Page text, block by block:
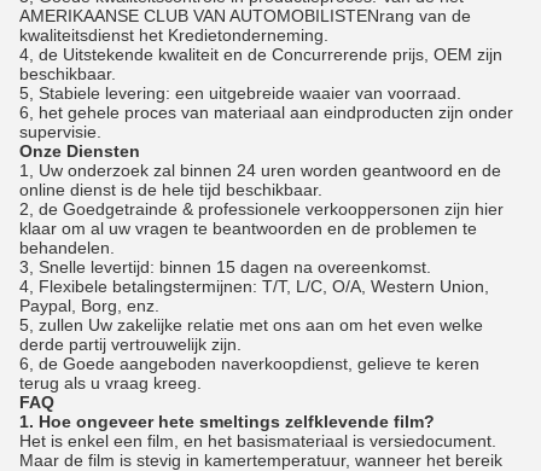
AMERIKAANSE CLUB VAN AUTOMOBILISTENrang van de
kwaliteitsdienst het Kredietonderneming.
4, de Uitstekende kwaliteit en de Concurrerende prijs, OEM zijn
beschikbaar.
5, Stabiele levering: een uitgebreide waaier van voorraad.
6, het gehele proces van materiaal aan eindproducten zijn onder
supervisie.
Onze Diensten
1, Uw onderzoek zal binnen 24 uren worden geantwoord en de
online dienst is de hele tijd beschikbaar.
2, de Goedgetrainde & professionele verkooppersonen zijn hier
klaar om al uw vragen te beantwoorden en de problemen te
behandelen.
3, Snelle levertijd: binnen 15 dagen na overeenkomst.
4, Flexibele betalingstermijnen: T/T, L/C, O/A, Western Union,
Paypal, Borg, enz.
5, zullen Uw zakelijke relatie met ons aan om het even welke
derde partij vertrouwelijk zijn.
6, de Goede aangeboden naverkoopdienst, gelieve te keren
terug als u vraag kreeg.
FAQ
1. Hoe ongeveer hete smeltings zelfklevende film?
Het is enkel een film, en het basismateriaal is versiedocument.
Maar de film is stevig in kamertemperatuur, wanneer het bereik